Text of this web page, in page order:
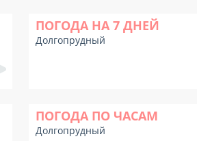
ПОГОДА НА 7 ДНЕЙ
Долгопрудный
ПОГОДА ПО ЧАСАМ
Долгопрудный